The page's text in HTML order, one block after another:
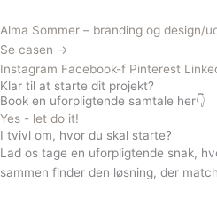
Alma Sommer – branding og design/
Se casen →
Instagram Facebook-f Pinterest
Klar til at starte dit projekt?
Book en uforpligtende samtale her👇
Yes - let do it!
I tvivl om, hvor du skal starte?
Lad os tage en uforpligtende snak,
sammen finder den løsning, der